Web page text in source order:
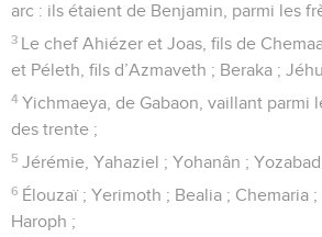
arc : ils étaient de Benjamin, parmi les
3 Le chef Ahiézer et Joas, fils de
et Péleth, fils d’Azmaveth ; Beraka ;
4 Yichmaeya, de Gabaon, vaillant parmi
des trente ;
5 Jérémie, Yahaziel ; Yohanân ;
6 Élouzaï ; Yerimoth ; Bealia ; Chemaria
Haroph ;